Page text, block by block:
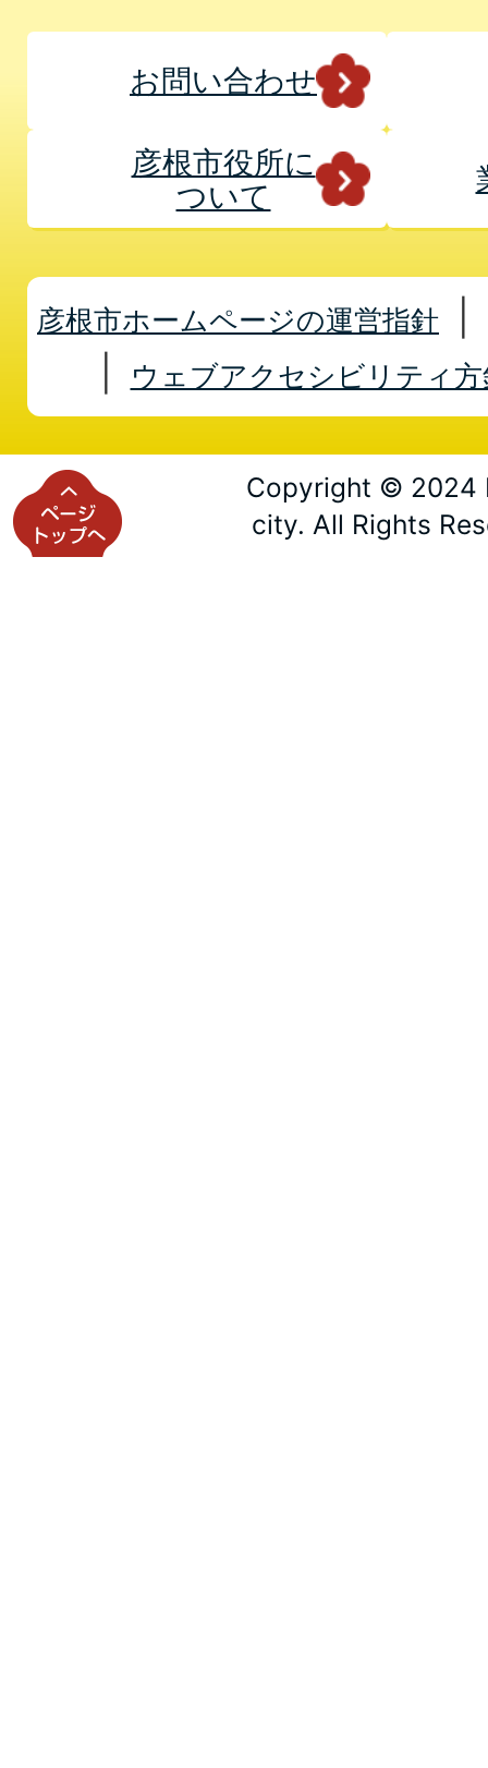
お問い合わせ
彦根市役所に
ついて
彦根市ホームページの運営指針
ウェブアクセシビリティ方
Copyright © 2024
city. All Rights